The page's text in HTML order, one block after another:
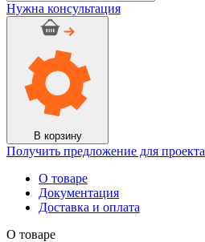
Нужна консультация
В корзину
Получить предложение для проекта
О товаре
Документация
Доставка и оплата
О товаре